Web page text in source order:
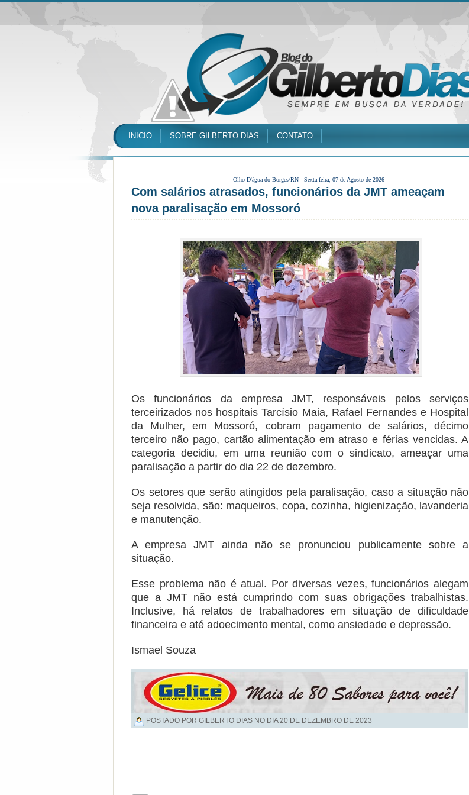
INICIO SOBRE GILBERTO DIAS CONTATO
Olho D'água do Borges/RN - Sexta-feira, 07 de Agosto de 2026
Com salários atrasados, funcionários da JMT ameaçam
nova paralisação em Mossoró
Os funcionários da empresa JMT, responsáveis pelos serviços
terceirizados nos hospitais Tarcísio Maia, Rafael Fernandes e Hospital
da Mulher, em Mossoró, cobram pagamento de salários, décimo
terceiro não pago, cartão alimentação em atraso e férias vencidas. A
categoria decidiu, em uma reunião com o sindicato, ameaçar uma
paralisação a partir do dia 22 de dezembro.
Os setores que serão atingidos pela paralisação, caso a situação não
seja resolvida, são: maqueiros, copa, cozinha, higienização, lavanderia
e manutenção.
A empresa JMT ainda não se pronunciou publicamente sobre a
situação.
Esse problema não é atual. Por diversas vezes, funcionários alegam
que a JMT não está cumprindo com suas obrigações trabalhistas.
Inclusive, há relatos de trabalhadores em situação de dificuldade
financeira e até adoecimento mental, como ansiedade e depressão.
Ismael Souza
POSTADO POR GILBERTO DIAS NO DIA20 DE DEZEMBRO DE 2023